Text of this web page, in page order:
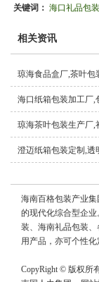
关键词：海口礼品包
相关资讯
琼海食品盒厂,茶叶包
海口纸箱包装加工厂,
琼海茶叶包装生产厂,
澄迈纸箱包装定制,透
海南百格包装产业
的现代化综合型企
装、海南礼品包装
用产品，亦可个性化
CopyRight © 版权所